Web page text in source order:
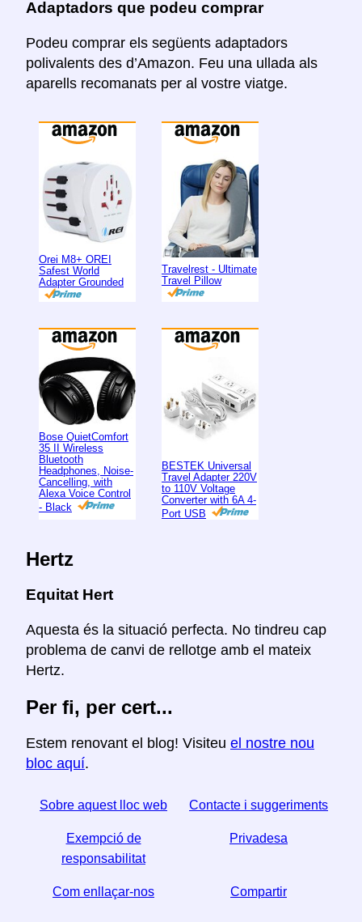
Adaptadors que podeu comprar
Podeu comprar els següents adaptadors
polivalents des d’Amazon. Feu una ullada als
aparells recomanats per al vostre viatge.
Orei M8+ OREI
Safest World
Adapter Grounded
Travelrest - Ultimate
Travel Pillow
Bose QuietComfort
35 II Wireless
Bluetooth
Headphones, Noise-
Cancelling, with
Alexa Voice Control
- Black
BESTEK Universal
Travel Adapter 220V
to 110V Voltage
Converter with 6A 4-
Port USB
Hertz
Equitat Hert
Aquesta és la situació perfecta. No tindreu cap
problema de canvi de rellotge amb el mateix
Hertz.
Per fi, per cert...
Estem renovant el blog! Visiteu el nostre nou
bloc aquí.
Sobre aquest lloc web Contacte i suggeriments
Exempció de
responsabilitat
Privadesa
Com enllaçar-nos Compartir